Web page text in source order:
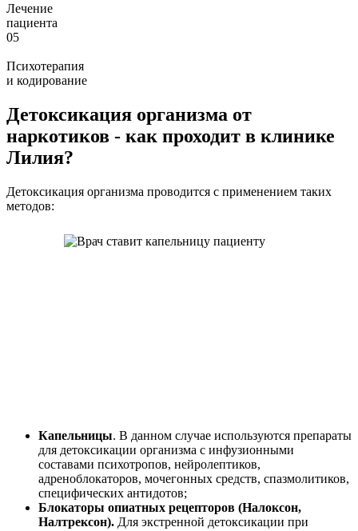
Лечение
пациента
05
Психотерапия
и кодирование
Детоксикация организма от
наркотиков - как проходит в клинике
Лилия?
Детоксикация организма проводится с применением таких
методов:
Капельницы. В данном случае используются препараты
для детоксикации организма с инфузионными
составами психотропов, нейролептиков,
адреноблокаторов, мочегонных средств, спазмолитиков,
специфических антидотов;
Блокаторы опиатных рецепторов (Налоксон,
Налтрексон). Для экстренной детоксикации при